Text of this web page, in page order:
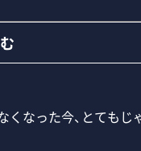
くなった今、とてもじ